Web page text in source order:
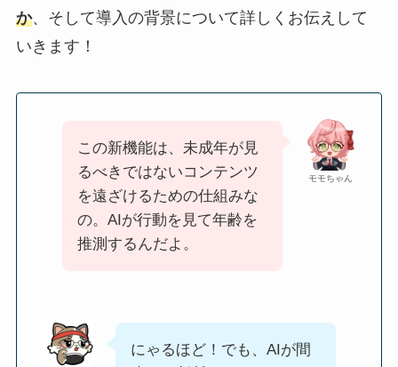
か、そして導入の背景について詳しくお伝えして
いきます！
モモちゃん
この新機能は、未成年が見
るべきではないコンテンツ
を遠ざけるための仕組みな
の。AIが行動を見て年齢を
推測するんだよ。
にゃるほど！でも、AIが間